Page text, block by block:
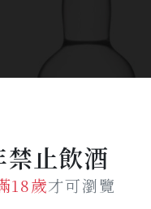
止飲酒
18歲才可瀏覽